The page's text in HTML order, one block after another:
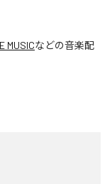
MUSICなどの音楽配